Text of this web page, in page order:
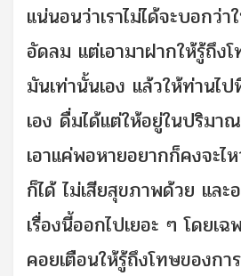
แน่นอนว่าเราไม่ได้จะบอกว่
อัดลม แต่เอามาฝากให้รู้ถึง
มันเท่านั้นเอง แล้วให้ท่านไ
เอง ดื่มได้แต่ให้อยู่ในปริมา
เอาแค่พอหายอยากก็คงจะ
ก็ได้ ไม่เสียสุขภาพด้วย แล
เรื่องนี้ออกไปเยอะ ๆ โดยเ
คอยเตือนให้รู้ถึงโทษของก